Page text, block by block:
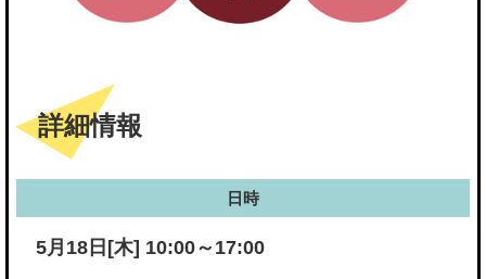
詳細情報
日時
5月18日[木] 10:00～17:00